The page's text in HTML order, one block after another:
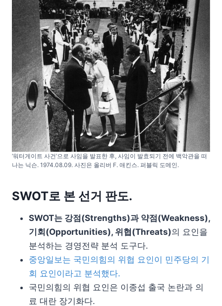
‘워터게이트 사건’으로 사임을 발표한 후, 사임이 발효되기 전에 백악관을 떠
나는 닉슨. 1974.08.09. 사진은 올리버 F. 애킨스. 퍼블릭 도메인.
SWOT로 본 선거 판도.
SWOT는 강점(Strengths)과 약점(Weakness),
기회(Opportunities), 위협(Threats)의 요인을
분석하는 경영전략 분석 도구다.
중앙일보는 국민의힘의 위협 요인이 민주당의 기
회 요인이라고 분석했다.
국민의힘의 위협 요인은 이종섭 출국 논란과 의
료 대란 장기화다.